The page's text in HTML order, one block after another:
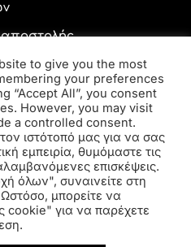
ΤΚ 56334, Κορδελιό
to give you the most
your preferences
“Accept All”, you consent
However, you may visit
a controlled consent.
ιστότοπό μας για να σας
εμπειρία, θυμόμαστε τις
επισκέψεις.
όλων", συναινείτε στη
μπορείτε να
cookie" για να παρέχετε